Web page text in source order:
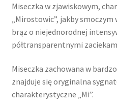
Miseczka w zjawiskowym,
„Mirostowic”, jakby
brąz o niejednorodnej
półtransparentnymi
Miseczka zachowana w
znajduje się oryginalna
charakterystyczne „Mi”.